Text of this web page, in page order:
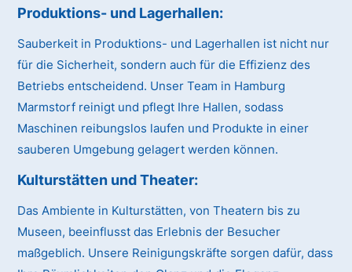
Produktions- und Lagerhallen:
Sauberkeit in Produktions- und Lagerhallen ist nicht nur
für die Sicherheit, sondern auch für die Effizienz des
Betriebs entscheidend. Unser Team in Hamburg
Marmstorf reinigt und pflegt Ihre Hallen, sodass
Maschinen reibungslos laufen und Produkte in einer
sauberen Umgebung gelagert werden können.
Kulturstätten und Theater:
Das Ambiente in Kulturstätten, von Theatern bis zu
Museen, beeinflusst das Erlebnis der Besucher
maßgeblich. Unsere Reinigungskräfte sorgen dafür, dass